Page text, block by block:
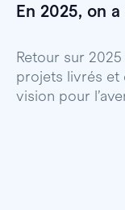
En 2025, on
Retour sur
projets livrés et
vision pour